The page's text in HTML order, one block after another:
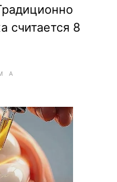
считается 8